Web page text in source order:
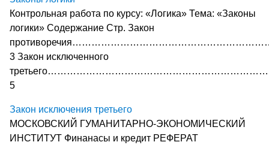
Контрольная работа по курсу: «Логика» Тема: «Законы
логики» Содержание Стр. Закон
3 Закон исключенного
5
Закон исключения третьего
МОСКОВСКИЙ ГУМАНИТАРНО-ЭКОНОМИЧЕСКИЙ
ИНСТИТУТ Финанасы и кредит РЕФЕРАТ